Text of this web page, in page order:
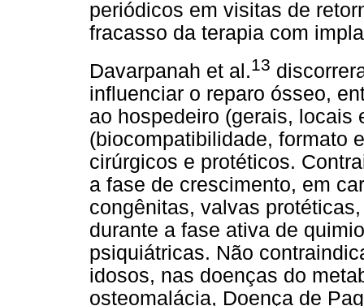
periódicos em visitas de
fracasso da terapia com
Davarpanah et al.13
influenciar o reparo ósseo,
ao hospedeiro (gerais, locais
(biocompatibilidade, formato
cirúrgicos e protéticos.
a fase de crescimento, em
congênitas, valvas
durante a fase ativa de
psiquiátricas. Não
idosos, nas doenças do
osteomalácia, Doença de